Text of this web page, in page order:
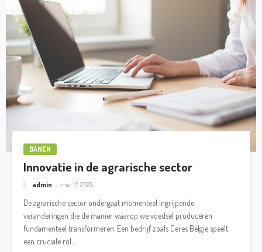
BANEN
Innovatie in de agrarische sector
admin mei 12, 2025
De agrarische sector ondergaat momenteel ingrijpende
veranderingen die de manier waarop we voedsel produceren
fundamenteel transformeren. Een bedrijf zoals Ceres België speelt
een cruciale rol...